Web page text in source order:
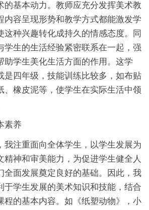
的基本动力。教师应充分发挥美术教
内容呈现形势和教学方式都能激发学
这种兴趣转化成持久的情感态度。同
学生的生活经验紧密联系在一起，强
助学生美化生活方面的作用。这学
是四年级，技能训练比较多，如布贴
、橡皮泥等，使学生在实际生活中领
素养
我注重面向全体学生，以学生发展为
精神和审美能力，为促进学生健全人
全面发展奠定良好的基础。因此，我
于学生发展的美术知识和技能，结合
程的基本内容。如《纸塑动物》，小